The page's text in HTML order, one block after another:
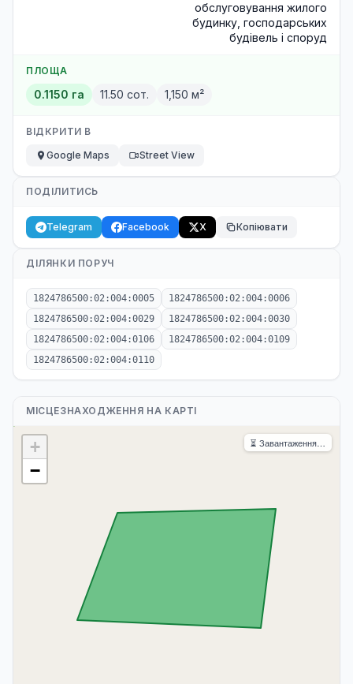
обслуговування жилого
будинку, господарських
будівель і споруд
ПЛОЩА
0.1150 га 11.50 сот. 1,150 м²
ВІДКРИТИ В
Google Maps
Street View
ПОДІЛИТИСЬ
Telegram Facebook X Копіювати
ДІЛЯНКИ ПОРУЧ
1824786500:02:004:0005
1824786500:02:004:0006
1824786500:02:004:0029
1824786500:02:004:0030
1824786500:02:004:0106
1824786500:02:004:0109
1824786500:02:004:0110
МІСЦЕЗНАХОДЖЕННЯ НА КАРТІ
+
−
⏳ Завантаження…